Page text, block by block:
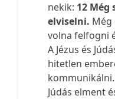
nekik: 12
elviselni. Még
volna felfogni
A Jézus és
hitetlen
Júdás elment